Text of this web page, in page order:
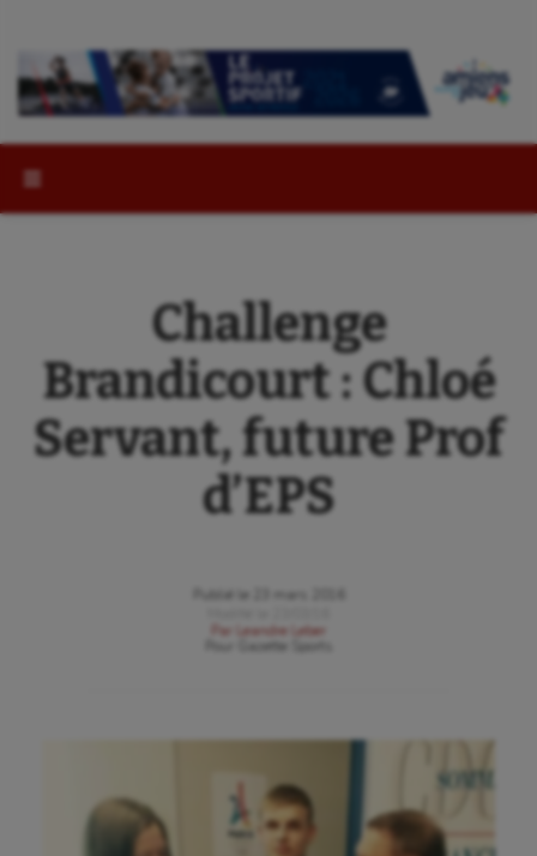
Challenge
Brandicourt : Chloé
Servant, future Prof
d’EPS
Publié le
23 mars 2016
Par
Leandre Leber
Gazette Sports